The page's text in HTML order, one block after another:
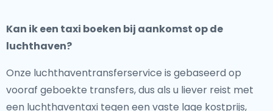
Kan ik een taxi boeken bij aankomst op de
luchthaven?
Onze luchthaventransferservice is gebaseerd op
vooraf geboekte transfers, dus als u liever reist met
een luchthaventaxi tegen een vaste lage kostprijs,